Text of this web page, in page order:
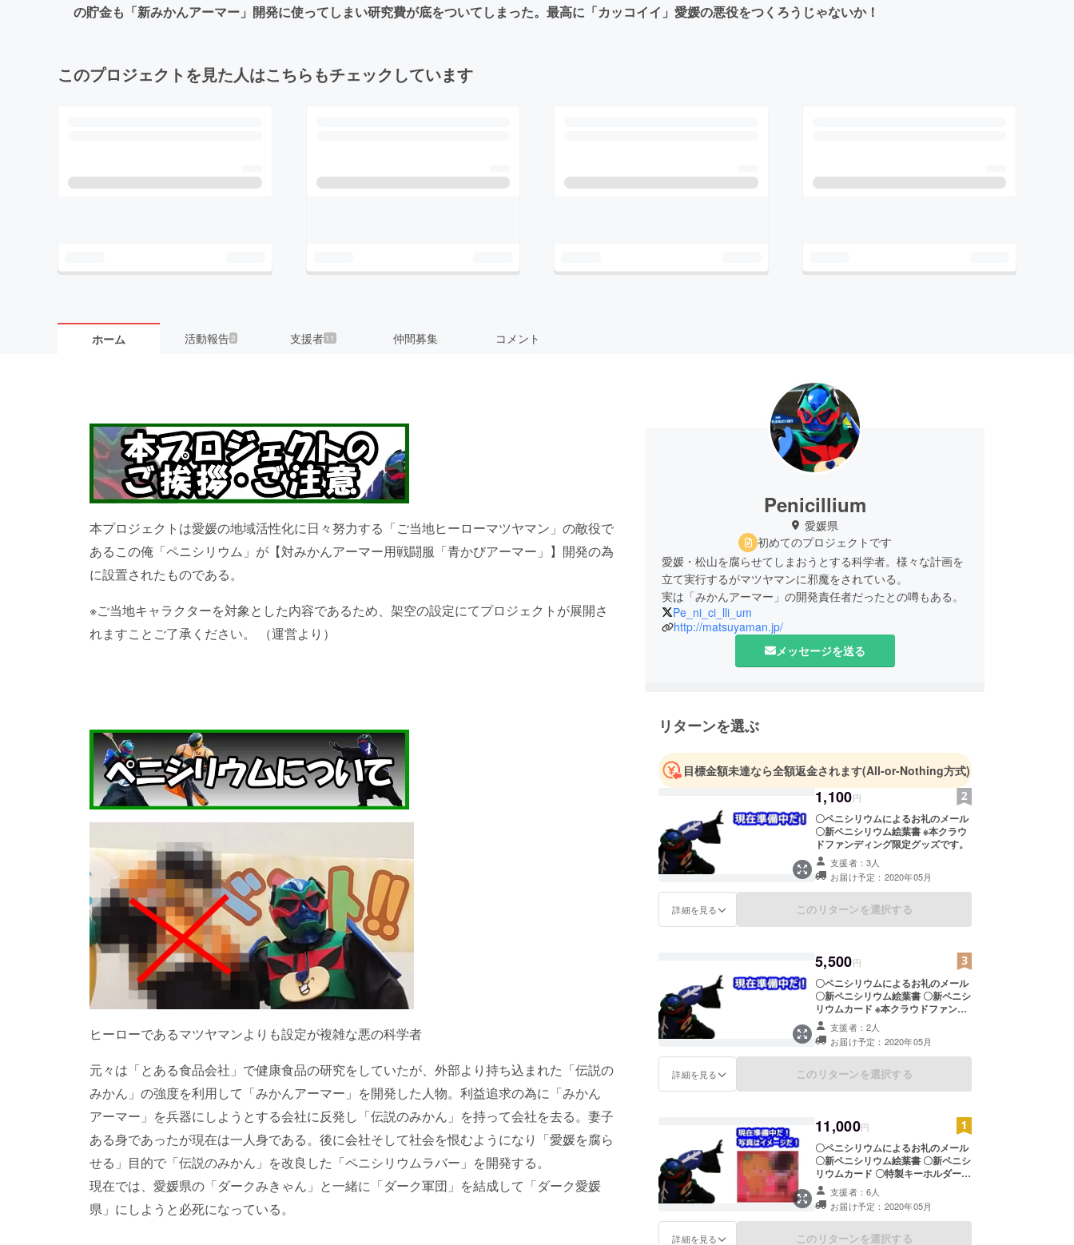
の貯金も「新みかんアーマー」開発に使ってしまい研究費が底をついてしまった。最高に「カッコイイ」愛媛の悪役をつくろうじゃないか！
このプロジェクトを見た人はこちらもチェックしています
ホーム 活動報告2 支援者 11 仲間募集 コメント
本プロジェクトは愛媛の地域活性化に日々努力する「ご当地ヒーローマツヤマン」の敵役で
あるこの俺「ペニシリウム」が【対みかんアーマー用戦闘服「青かびアーマー」】開発の為
に設置されたものである。
※ご当地キャラクターを対象とした内容であるため、架空の設定にてプロジェクトが展開さ
れますことご了承ください。 （運営より）
ヒーローであるマツヤマンよりも設定が複雑な悪の科学者
元々は「とある食品会社」で健康食品の研究をしていたが、外部より持ち込まれた「伝説の
みかん」の強度を利用して「みかんアーマー」を開発した人物。利益追求の為に「みかん
アーマー」を兵器にしようとする会社に反発し「伝説のみかん」を持って会社を去る。妻子
ある身であったが現在は一人身である。後に会社そして社会を恨むようになり「愛媛を腐ら
せる」目的で「伝説のみかん」を改良した「ペニシリウムラバー」を開発する。
現在では、愛媛県の「ダークみきゃん」と一緒に「ダーク軍団」を結成して「ダーク愛媛
県」にしようと必死になっている。
Penicillium
愛媛県
初めてのプロジェクトです
愛媛・松山を腐らせてしまおうとする科学者。様々な計画を
立て実行するがマツヤマンに邪魔をされている。
実は「みかんアーマー」の開発責任者だったとの噂もある。
Pe_ni_ci_lli_um
http://matsuyaman.jp/
メッセージを送る
リターンを選ぶ
目標金額未達なら全額返金されます(All-or-Nothing方式)
1,100円
〇ペニシリウムによるお礼のメール
〇新ペニシリウム絵葉書 ※本クラウ
ドファンディング限定グッズです。
支援者：3人
お届け予定：2020年05月
詳細を見る このリターンを選択する
5,500円
〇ペニシリウムによるお礼のメール
〇新ペニシリウム絵葉書 〇新ペニシ
リウムカード ※本クラウドファン
ディング限定グッズです。
支援者：2人
お届け予定：2020年05月
詳細を見る このリターンを選択する
11,000円
〇ペニシリウムによるお礼のメール
〇新ペニシリウム絵葉書 〇新ペニシ
リウムカード 〇特製キーホルダー ※
本クラウドファンディング限定グッ
ズです。
支援者：6人
お届け予定：2020年05月
詳細を見る このリターンを選択する